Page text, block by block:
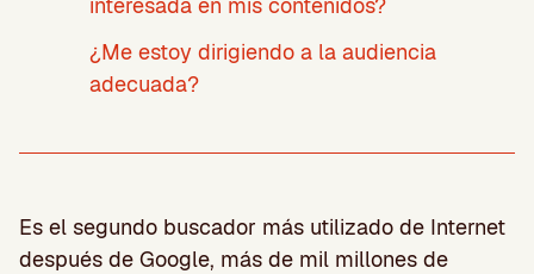
¿Me estoy dirigiendo a la audiencia
adecuada?
Es el segundo buscador más utilizado de Internet
después de Google, más de mil millones de